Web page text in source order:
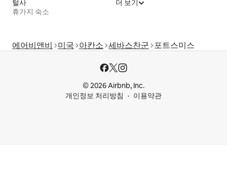
털사
휴가지 숙소
더 보기
에어비앤비 미국 아칸소 세바스찬군 포트스미스
© 2026 Airbnb, Inc.
개인정보 처리방침
이용약관